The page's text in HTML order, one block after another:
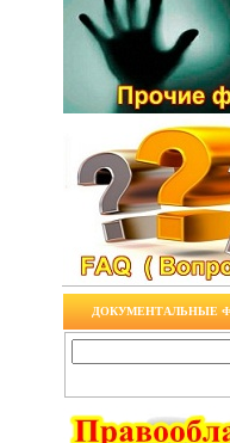
ДОКУМЕНТАЛЬНЫЕ